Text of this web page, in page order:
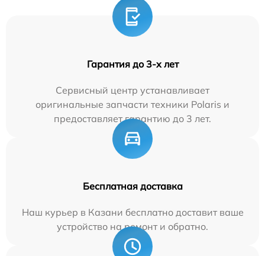
Гарантия до 3-х лет
Сервисный центр устанавливает
оригинальные запчасти техники Polaris и
предоставляет гарантию до 3 лет.
Бесплатная доставка
Наш курьер в Казани бесплатно доставит ваше
устройство на ремонт и обратно.